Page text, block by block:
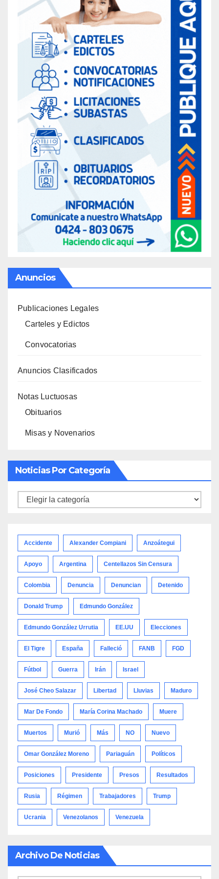
Anuncios
Publicaciones Legales
Carteles y Edictos
Convocatorias
Anuncios Clasificados
Notas Luctuosas
Obituarios
Misas y Novenarios
Noticias Por Categoría
Noticias
Accidente Alexander Compiani Anzoátegui
Apoyo Argentina Centellazos Sin Censura
Colombia Denuncia Denuncian Detenido
Donald Trump Edmundo González
Edmundo González Urrutia EE.UU Elecciones
El Tigre España Falleció FANB FGD
Fútbol Guerra Irán Israel
José Cheo Salazar Libertad Lluvias Maduro
Mar De Fondo María Corina Machado Muere
Muertos Murió Más NO Nuevo
Omar González Moreno Pariaguán Políticos
Posiciones Presidente Presos Resultados
Rusia Régimen Trabajadores Trump
Ucrania Venezolanos Venezuela
Archivo De Noticias